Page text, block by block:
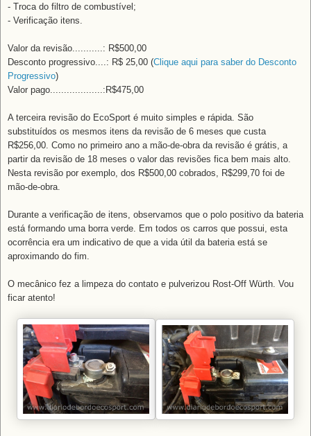
- Troca do filtro de combustível;
- Verificação itens.
Valor da revisão...........: R$500,00
Desconto progressivo....: R$ 25,00 (Clique aqui para saber do Desconto
Progressivo)
Valor pago...................:R$475,00
A terceira revisão do EcoSport é muito simples e rápida. São
substituídos os mesmos itens da revisão de 6 meses que custa
R$256,00. Como no primeiro ano a mão-de-obra da revisão é grátis, a
partir da revisão de 18 meses o valor das revisões fica bem mais alto.
Nesta revisão por exemplo, dos R$500,00 cobrados, R$299,70 foi de
mão-de-obra.
Durante a verificação de itens, observamos que o polo positivo da bateria
está formando uma borra verde. Em todos os carros que possui, esta
ocorrência era um indicativo de que a vida útil da bateria está se
aproximando do fim.
O mecânico fez a limpeza do contato e pulverizou Rost-Off Würth. Vou
ficar atento!